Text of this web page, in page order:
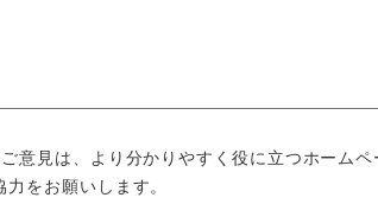
意見は、より分かりやすく役に立つホーム
力をお願いします。